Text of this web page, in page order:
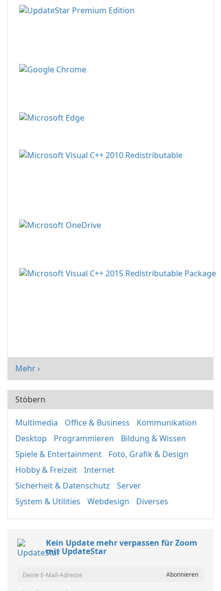
Mehr ›
Stöbern
Multimedia Office & Business
Kommunikation
Desktop
Programmieren
Bildung & Wissen
Spiele & Entertainment
Foto, Grafik & Design
Hobby & Freizeit
Internet
Sicherheit & Datenschutz
Server
System & Utilities
Webdesign Diverses
Kein Update mehr verpassen für Zoom
mit UpdateStar